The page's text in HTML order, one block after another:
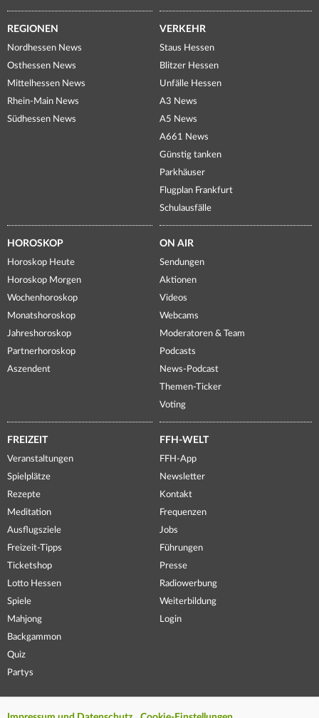
REGIONEN
Nordhessen News
Osthessen News
Mittelhessen News
Rhein-Main News
Südhessen News
VERKEHR
Staus Hessen
Blitzer Hessen
Unfälle Hessen
A3 News
A5 News
A661 News
Günstig tanken
Parkhäuser
Flugplan Frankfurt
Schulausfälle
HOROSKOP
Horoskop Heute
Horoskop Morgen
Wochenhoroskop
Monatshoroskop
Jahreshoroskop
Partnerhoroskop
Aszendent
ON AIR
Sendungen
Aktionen
Videos
Webcams
Moderatoren & Team
Podcasts
News-Podcast
Themen-Ticker
Voting
FREIZEIT
Veranstaltungen
Spielplätze
Rezepte
Meditation
Ausflugsziele
Freizeit-Tipps
Ticketshop
Lotto Hessen
Spiele
Mahjong
Backgammon
Quiz
Partys
FFH-WELT
FFH-App
Newsletter
Kontakt
Frequenzen
Jobs
Führungen
Presse
Radiowerbung
Weiterbildung
Login